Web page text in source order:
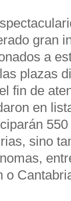
gran
a
plazas
fin de
en
sino
o